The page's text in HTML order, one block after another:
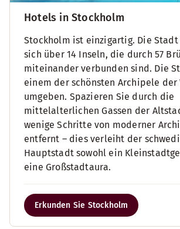
Hotels in Stockholm
Stockholm ist einzigartig. Die
sich über 14 Inseln, die durch 57
miteinander verbunden sind. Die
einem der schönsten Archipele der
umgeben. Spazieren Sie durch die
mittelalterlichen Gassen der
wenige Schritte von moderner
entfernt – dies verleiht der
Hauptstadt sowohl ein
eine Großstadtaura.
Erkunden Sie Stockholm